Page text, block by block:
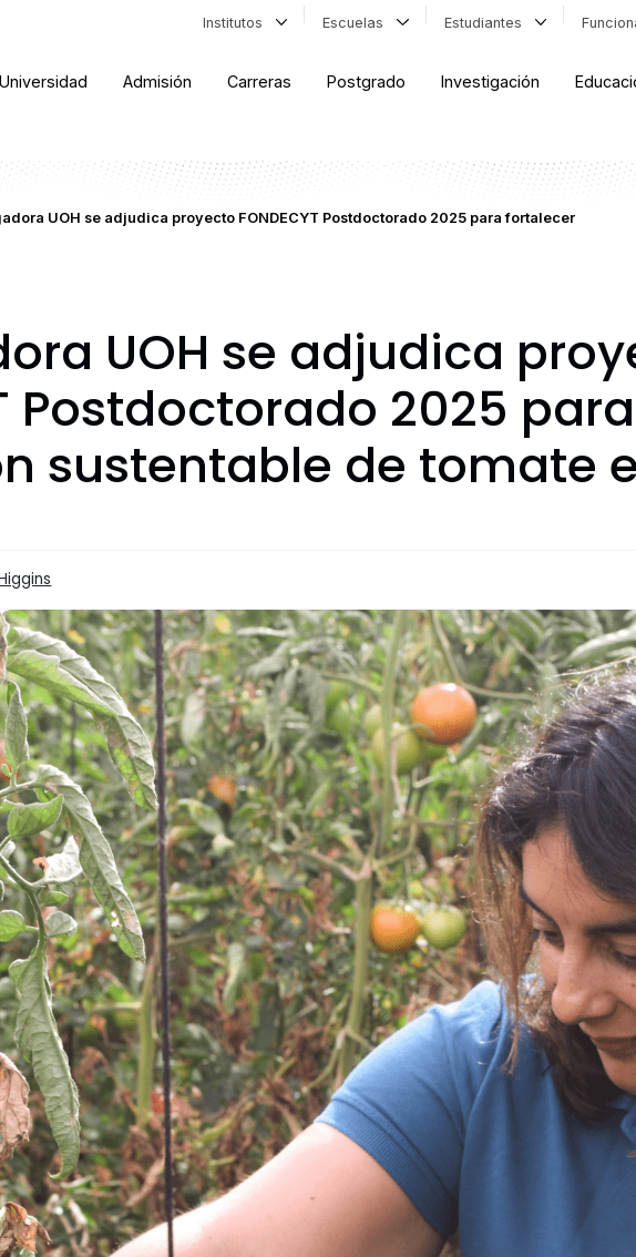
Institutos Escuelas Estudiantes
Universidad Admisión Carreras Postgrado Investigación
UOH se adjudica proyecto FONDECYT Postdoctorado 2025 para fortalecer
UOH se adjudica
Postdoctorado 2025
sustentable de tomate